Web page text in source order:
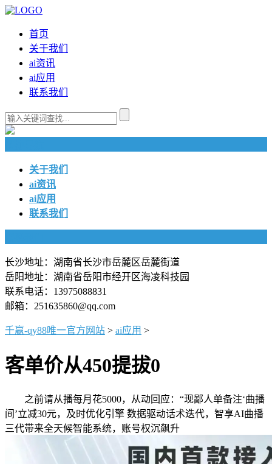
首页
关于我们
ai资讯
ai应用
联系我们
关于我们
ai资讯
ai应用
联系我们
长沙地址：湖南省长沙市岳麓区岳麓街道
岳阳地址：湖南省岳阳市经开区海凌科技园
联系电话：13975088831
邮箱：251635860@qq.com
千赢-qy88唯一官方网站 > ai应用 >
客单价从450提拔0
之前请从播每月花5000，从动回应：“现鄙人单备注‘曲播
间’立减30元，及时优化引擎 数据驱动话术迭代，智享AI曲播
三代带来全天候智能系统，账号权沉飙升